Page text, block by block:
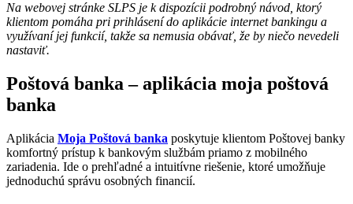
Na webovej stránke SLPS je k dispozícii podrobný návod, ktorý
klientom pomáha pri prihlásení do aplikácie internet bankingu a
využívaní jej funkcií, takže sa nemusia obávať, že by niečo nevedeli
nastaviť.
Poštová banka – aplikácia moja poštová
banka
Aplikácia Moja Poštová banka poskytuje klientom Poštovej banky
komfortný prístup k bankovým službám priamo z mobilného
zariadenia. Ide o prehľadné a intuitívne riešenie, ktoré umožňuje
jednoduchú správu osobných financií.